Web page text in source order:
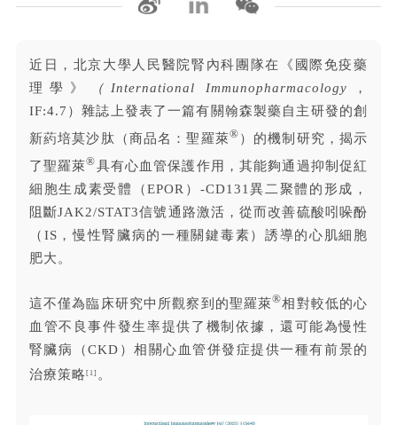
近日，北京大學人民醫院腎內科團隊在《國際免疫藥
理學》
（International Immunopharmacology ，
IF:4.7）雜誌上發表了一篇有關翰森製藥自主研發的創
新葯培莫沙肽（商品名：聖羅萊® ）的機制研究，揭示
了聖羅萊®具有心血管保護作用，其能夠通過抑制促紅
細胞生成素受體（EPOR）-CD131異二聚體的形成，
阻斷JAK2/STAT3信號通路激活，從而改善硫酸吲哚酚
（IS，慢性腎臟病的一種關鍵毒素）誘導的心肌細胞
肥大。
這不僅為臨床研究中所觀察到的聖羅萊®相對較低的心
血管不良事件發生率提供了機制依據，還可能為慢性
腎臟病（CKD）相關心血管併發症提供一種有前景的
治療策略 [1] 。